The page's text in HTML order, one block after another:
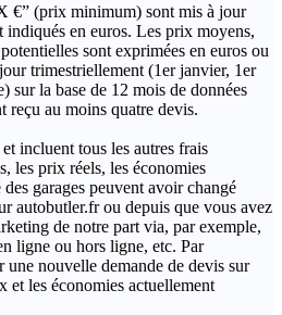
(prix minimum) sont mis à jour
indiqués en euros. Les prix moyens,
sont exprimées en euros ou
trimestriellement (1er janvier, 1er
sur la base de 12 mois de données
reçu au moins quatre devis.
incluent tous les autres frais
les prix réels, les économies
garages peuvent avoir changé
autobutler.fr ou depuis que vous avez
de notre part via, par exemple,
ligne ou hors ligne, etc. Par
une nouvelle demande de devis sur
les économies actuellement